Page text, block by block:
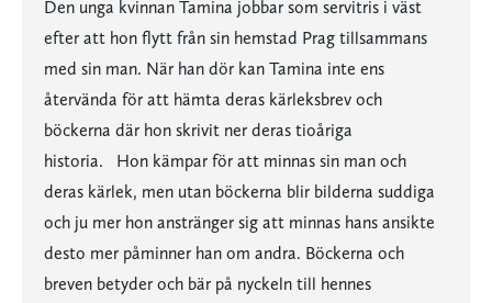
Den unga kvinnan Tamina jobbar som servitris i väst
efter att hon flytt från sin hemstad Prag tillsammans
med sin man. När han dör kan Tamina inte ens
återvända för att hämta deras kärleksbrev och
böckerna där hon skrivit ner deras tioåriga
historia. Hon kämpar för att minnas sin man och
deras kärlek, men utan böckerna blir bilderna suddiga
och ju mer hon anstränger sig att minnas hans ansikte
desto mer påminner han om andra. Böckerna och
breven betyder och bär på nyckeln till hennes